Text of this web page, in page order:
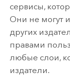
сервисы,
Они не могут
других
правами
любые слои,
издатели.